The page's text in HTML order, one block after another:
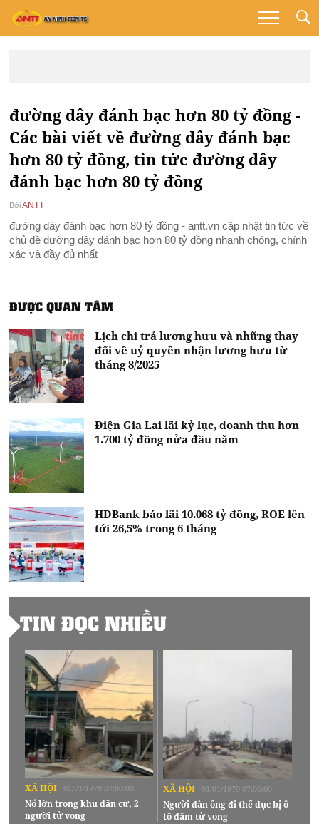
đường dây đánh bạc hơn 80 tỷ đồng -
Các bài viết về đường dây đánh bạc
hơn 80 tỷ đồng, tin tức đường dây
đánh bạc hơn 80 tỷ đồng
Bởi ANTT
đường dây đánh bạc hơn 80 tỷ đồng - antt.vn cập nhật tin tức về
chủ đề đường dây đánh bạc hơn 80 tỷ đồng nhanh chóng, chính
xác và đầy đủ nhất
ĐƯỢC QUAN TÂM
Lịch chi trả lương hưu và những thay
đổi về uỷ quyền nhận lương hưu từ
tháng 8/2025
Điện Gia Lai lãi kỷ lục, doanh thu hơn
1.700 tỷ đồng nửa đầu năm
HDBank báo lãi 10.068 tỷ đồng, ROE lên
tới 26,5% trong 6 tháng
TIN ĐỌC NHIỀU
XÃ HỘI 01/01/1970 07:00:00
Nổ lớn trong khu dân cư, 2
người tử vong
XÃ HỘI 01/01/1970 07:00:00
Người đàn ông đi thể dục bị ô
tô đâm tử vong